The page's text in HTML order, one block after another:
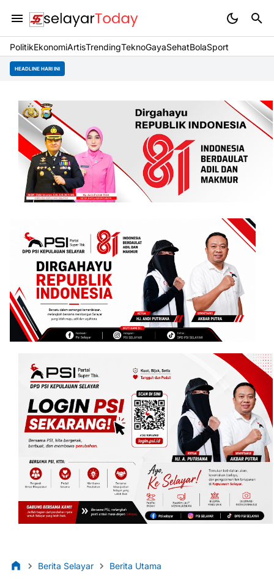
PolitikEkonomiArtisTrendingTeknoGayaSehatBolaSport
HEADLINE HARI INI
Berita Selayar Berita Utama